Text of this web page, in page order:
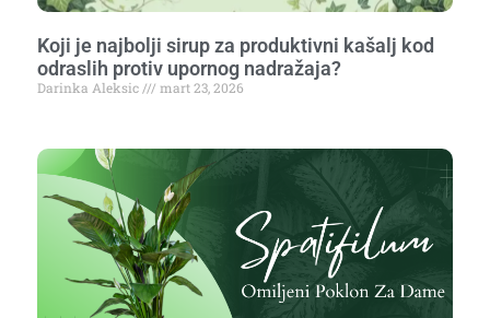
Koji je najbolji sirup za produktivni kašalj kod
odraslih protiv upornog nadražaja?
Darinka Aleksic mart 23, 2026